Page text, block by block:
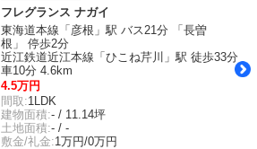
フレグランス ナガイ
東海道本線「彦根」駅 バス21分 「長曽
根」 停歩2分
近江鉄道近江本線「ひこね芹川」駅 徒歩33分
車10分 4.6km
4.5万円
間取:1LDK
建物面積:- / 11.14坪
土地面積:- / -
敷金/礼金:1万円/0万円